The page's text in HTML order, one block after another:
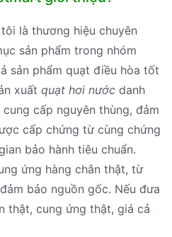
là thương hiệu chuyên
sản phẩm trong nhóm
sản phẩm quạt điều hòa tốt
xuất quạt hơi nướcdanh
cấp nguyên thùng, đảm
cấp chứng từ cùng chứng
bảo hành tiêu chuẩn.
ứng hàng chân thật, từ
bảo nguồn gốc. Nếu đưa
thật, cung ứng thật, giá cả